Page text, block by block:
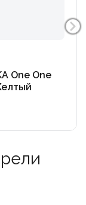
One One